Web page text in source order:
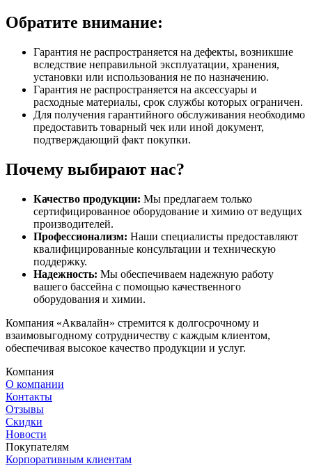
Обратите внимание:
Гарантия не распространяется на дефекты, возникшие
вследствие неправильной эксплуатации, хранения,
установки или использования не по назначению.
Гарантия не распространяется на аксессуары и
расходные материалы, срок службы которых ограничен.
Для получения гарантийного обслуживания необходимо
предоставить товарный чек или иной документ,
подтверждающий факт покупки.
Почему выбирают нас?
Качество продукции: Мы предлагаем только
сертифицированное оборудование и химию от ведущих
производителей.
Профессионализм: Наши специалисты предоставляют
квалифицированные консультации и техническую
поддержку.
Надежность: Мы обеспечиваем надежную работу
вашего бассейна с помощью качественного
оборудования и химии.
Компания «Аквалайн» стремится к долгосрочному и
взаимовыгодному сотрудничеству с каждым клиентом,
обеспечивая высокое качество продукции и услуг.
Компания
О компании
Контакты
Отзывы
Скидки
Новости
Покупателям
Корпоративным клиентам